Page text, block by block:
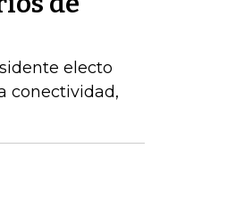
electo
conectividad,